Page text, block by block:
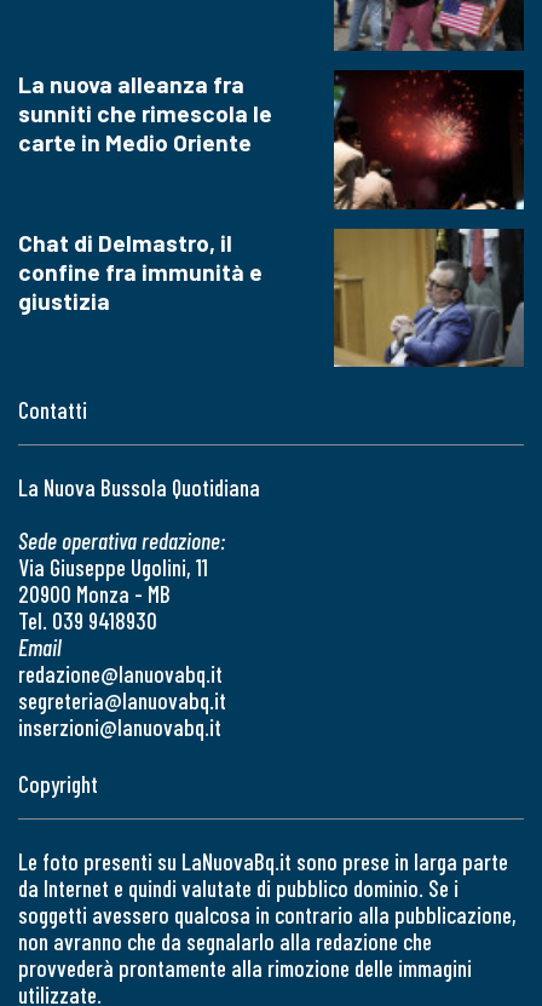
Contatti
La Nuova Bussola Quotidiana
Sede operativa redazione:
Via Giuseppe Ugolini, 11
20900 Monza - MB
Tel. 039 9418930
Email
redazione@lanuovabq.it
segreteria@lanuovabq.it
inserzioni@lanuovabq.it
La nuova alleanza fra
sunniti che rimescola le
carte in Medio Oriente
Chat di Delmastro, il
confine fra immunità e
giustizia
Copyright
Le foto presenti su LaNuovaBq.it sono prese in larga parte
da Internet e quindi valutate di pubblico dominio. Se i
soggetti avessero qualcosa in contrario alla pubblicazione,
non avranno che da segnalarlo alla redazione che
provvederà prontamente alla rimozione delle immagini
utilizzate.